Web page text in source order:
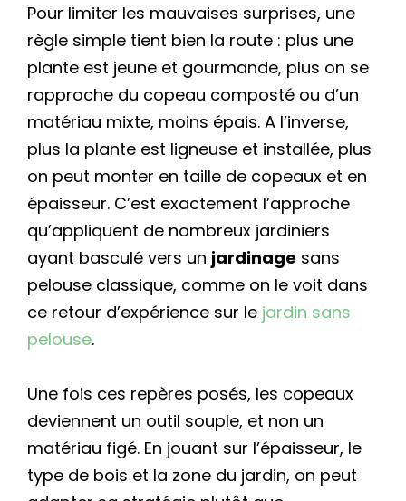
Pour limiter les mauvaises surprises, une
règle simple tient bien la route : plus une
plante est jeune et gourmande, plus on se
rapproche du copeau composté ou d’un
matériau mixte, moins épais. A l’inverse,
plus la plante est ligneuse et installée, plus
on peut monter en taille de copeaux et en
épaisseur. C’est exactement l’approche
qu’appliquent de nombreux jardiniers
ayant basculé vers un jardinage sans
pelouse classique, comme on le voit dans
ce retour d’expérience sur le jardin sans
pelouse.
Une fois ces repères posés, les copeaux
deviennent un outil souple, et non un
matériau figé. En jouant sur l’épaisseur, le
type de bois et la zone du jardin, on peut